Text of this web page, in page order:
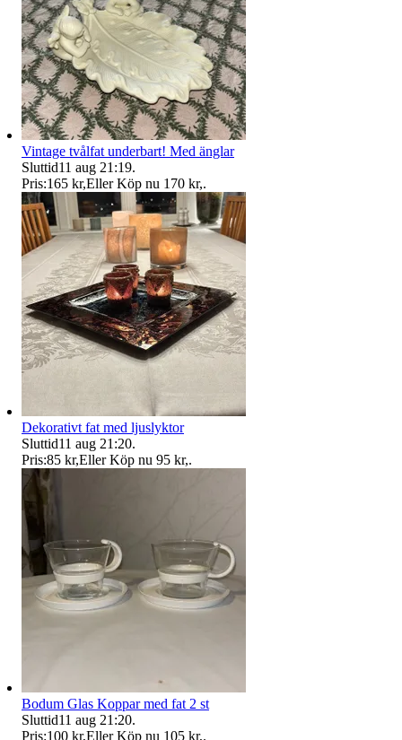
Vintage tvålfat underbart! Med änglar
Sluttid11 aug 21:19.
Pris:165 kr,Eller Köp nu 170 kr,.
Dekorativt fat med ljuslyktor
Sluttid11 aug 21:20.
Pris:85 kr,Eller Köp nu 95 kr,.
Bodum Glas Koppar med fat 2 st
Sluttid11 aug 21:20.
Pris:100 kr,Eller Köp nu 105 kr,.